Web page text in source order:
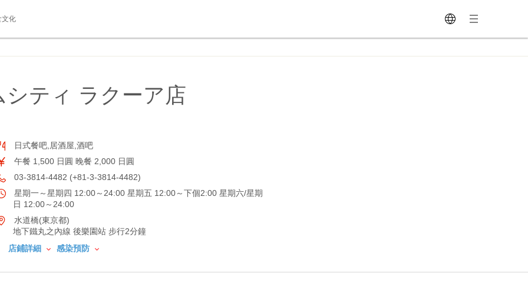
文化
ティ ラクーア店
日式餐吧,居酒屋,酒吧
午餐 1,500 日圓 晚餐 2,000 日圓
03-3814-4482 (+81-3-3814-4482)
星期一～星期四 12:00～24:00 星期五 12:00～下個2:00 星期六/星期
日 12:00～24:00
水道橋(東京都)
地下鐵丸之內線 後樂園站 步行2分鐘
店鋪詳細
感染預防